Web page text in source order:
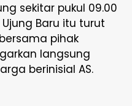
sekitar pukul 09.00
Baru itu turut
pihak
langsung
berinisial AS.